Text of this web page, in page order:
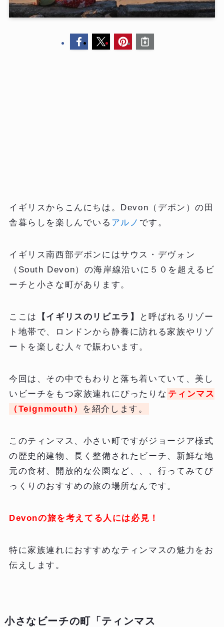
イギリスからこんにちは。Devon（デボン）の田
舎暮らしを楽しんでいる アルノ です。
イギリス南西部デボンにはサウス・デヴォン
（South Devon）の海岸線沿いに５０を超えるビ
ーチと小さな町があります。
ここは 【 イギリスのリビエラ】
と呼ばれるリゾー
ト地帯で、ロンドンから静養に訪れる家族やリゾ
ートを楽しむ人々で賑わいます。
今回は、その中でもわりと落ち着いていて、美し
いビーチをもつ家族連れにぴったりな ティンマス
（Teignmouth） を紹介します。
このティンマス、小さい町ですがジョージア様式
の歴史的建物、長く整備されたビーチ、新鮮な地
元の食材、開放的な公園など、、、行ってみてび
っくりのおすすめの旅の場所なんです。
Devonの旅を考えてる人には必見！
特に家族連れにおすすめなティンマスの魅力をお
伝えします。
小さなビーチの町「ティンマス